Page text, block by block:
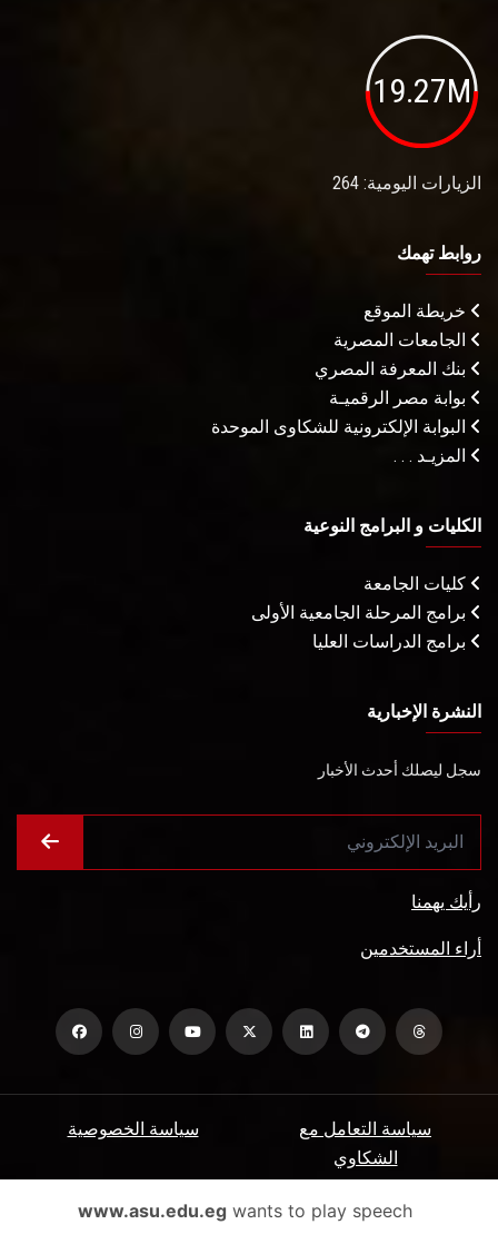
19.27M
الزيارات اليومية: 264
روابط تهمك
خريطة الموقع
الجامعات المصرية
بنك المعرفة المصري
بوابة مصر الرقميـة
البوابة الإلكترونية للشكاوى الموحدة
المزيـد . . .
الكليات و البرامج النوعية
كليات الجامعة
برامج المرحلة الجامعية الأولى
برامج الدراسات العليا
النشرة الإخبارية
سجل ليصلك أحدث الأخبار
رأيك يهمنا
أراء المستخدمين
سياسة الخصوصية
سياسة التعامل مع
الشكاوي
الأسئلة الشائعة ميثاق المتعاملين www.asu.edu.egwants to play speech